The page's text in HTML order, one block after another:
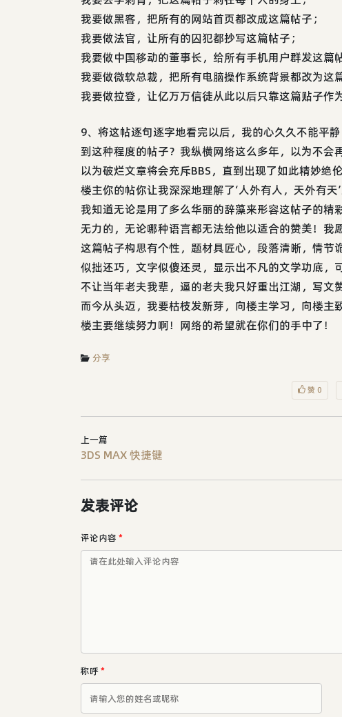
我要做黑客，把所有的网站首页都改成这篇帖子；
我要做法官，让所有的囚犯都抄写这篇帖子；
我要做中国移动的董事长，给所有手机用户群发这篇
我要做微软总裁，把所有电脑操作系统背景都改为这
我要做拉登，让亿万万信徒从此以后只靠这篇贴子作
9、将这帖逐句逐字地看完以后，我的心久久不能平
到这种程度的帖子？我纵横网络这么多年，以为不会
以为破烂文章将会充斥BBS，直到出现了如此精妙绝
楼主你的帖你让我深深地理解了‘人外有人，天外有天’
我知道无论是用了多么华丽的辞藻来形容这帖子的精
无力的，无论哪种语言都无法给他以适合的赞美！我
这篇帖子构思有个性，题材具匠心，段落清晰，情节
似拙还巧，文字似傻还灵，显示出不凡的文学功底，
不让当年老夫我辈，逼的老夫我只好重出江湖，写文
而今从头迈，我要枯枝发新芽，向楼主学习，向楼主
楼主要继续努力啊！网络的希望就在你们的手中了！
分享
赞 0
上一篇
3DS MAX 快捷键
发表评论
评论内容 *
称呼*